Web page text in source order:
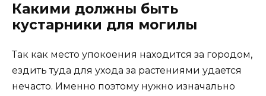
Какими должны быть
кустарники для могилы
Так как место упокоения находится за городом,
ездить туда для ухода за растениями удается
нечасто. Именно поэтому нужно изначально